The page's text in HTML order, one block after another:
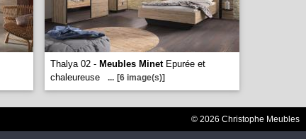
Thalya 02 - Meubles MinetEpurée et
chaleureuse
... [6 image(s)]
© 2026 Christophe Meubles